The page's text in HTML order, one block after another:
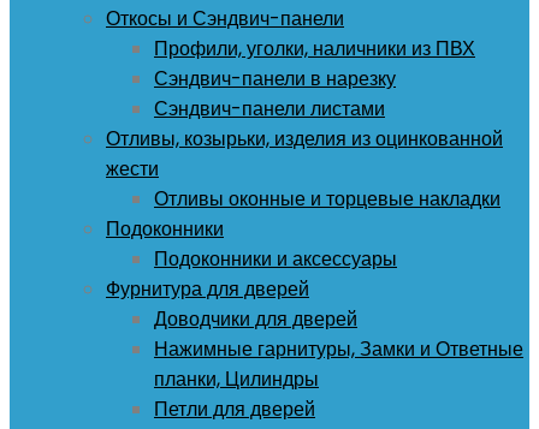
Откосы и Сэндвич-панели
Профили, уголки, наличники из ПВХ
Сэндвич-панели в нарезку
Сэндвич-панели листами
Отливы, козырьки, изделия из оцинкованной
жести
Отливы оконные и торцевые накладки
Подоконники
Подоконники и аксессуары
Фурнитура для дверей
Доводчики для дверей
Нажимные гарнитуры, Замки и Ответные
планки, Цилиндры
Петли для дверей